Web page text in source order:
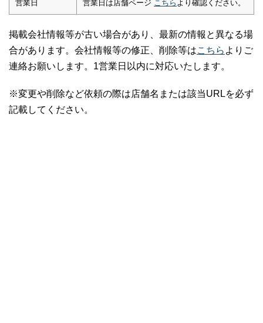
営業日 営業日は店舗ページ こちら より確認ください。
掲載会社情報等が古い場合があり、最新の情報と異なる場
合があります。会社情報等の修正、削除等はこちら よりご
連絡お願いします。1営業日以内に対応いたします。
※変更や削除など依頼の際は店舗名または該当URLを必ず
記載してください。